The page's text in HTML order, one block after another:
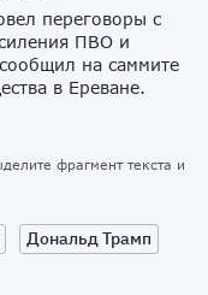
переговоры с
ПВО и
на саммите
в Ереване.
фрагмент текста и
Дональд Трамп